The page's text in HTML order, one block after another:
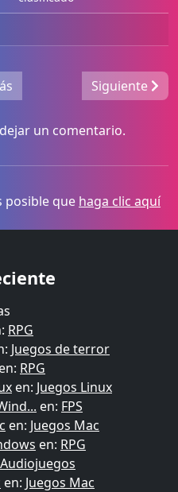
Siguiente
un comentario.
posible que haga clic aquí
RPG
Juegos de terror
en: RPG
en: Juegos Linux
en: FPS
en: Juegos Mac
en: RPG
Audiojuegos
en: Juegos Mac